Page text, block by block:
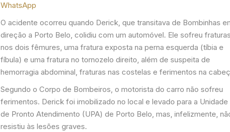
WhatsApp
O acidente ocorreu quando Derick, que transitava de Bombinhas
direção a Porto Belo, colidiu com um automóvel. Ele sofreu
nos dois fêmures, uma fratura exposta na perna esquerda (tíbia e
fíbula) e uma fratura no tornozelo direito, além de suspeita de
hemorragia abdominal, fraturas nas costelas e ferimentos na
Segundo o Corpo de Bombeiros, o motorista do carro não sofreu
ferimentos. Derick foi imobilizado no local e levado para a Unidade
de Pronto Atendimento (UPA) de Porto Belo, mas, infelizmente,
resistiu às lesões graves.